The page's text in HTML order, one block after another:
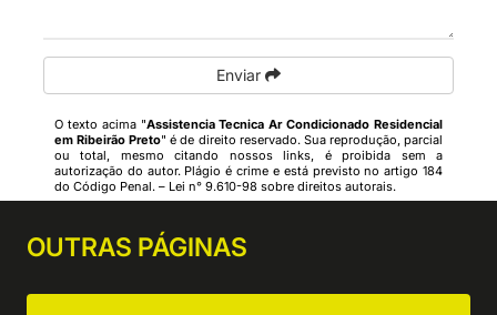
Enviar
O texto acima "Assistencia Tecnica Ar Condicionado Residencial
em Ribeirão Preto" é de direito reservado. Sua reprodução, parcial
ou total, mesmo citando nossos links, é proibida sem a
autorização do autor. Plágio é crime e está previsto no artigo 184
do Código Penal. – Lei n° 9.610-98 sobre direitos autorais.
OUTRAS PÁGINAS